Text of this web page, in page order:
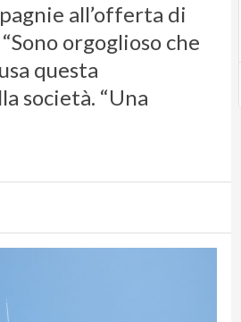
all’offerta di
orgoglioso che
questa
società. “Una